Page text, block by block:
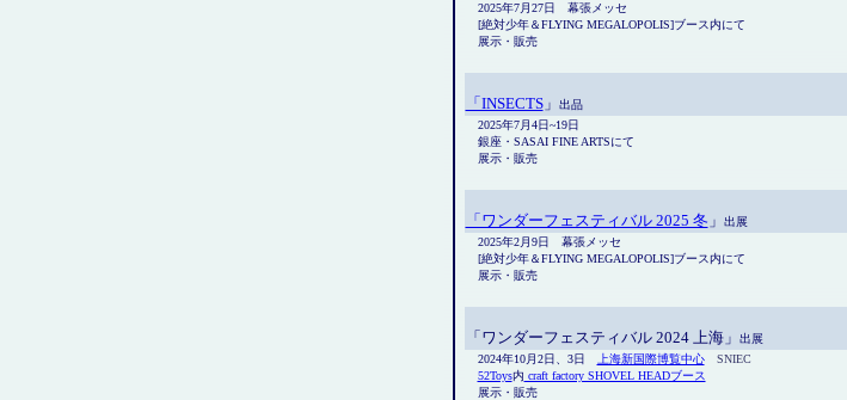
2025年7月27日 幕張メッセ
[絶対少年＆FLYING MEGALOPOLIS]ブース内にて
展示・販売
「INSECTS」
出品
2025年7月4日~19日
銀座・SASAI FINE ARTSにて
展示・販売
「ワンダーフェスティバル 2025 冬 」
出展
2025年2月9日 幕張メッセ
[絶対少年＆FLYING MEGALOPOLIS]ブース内にて
展示・販売
「ワンダーフェスティバル 2024 上海」
出展
2024年10月2日、3日
上海新国際博覧中心
SNIEC
52Toys内 craft factory SHOVEL HEADブース
展示・販売